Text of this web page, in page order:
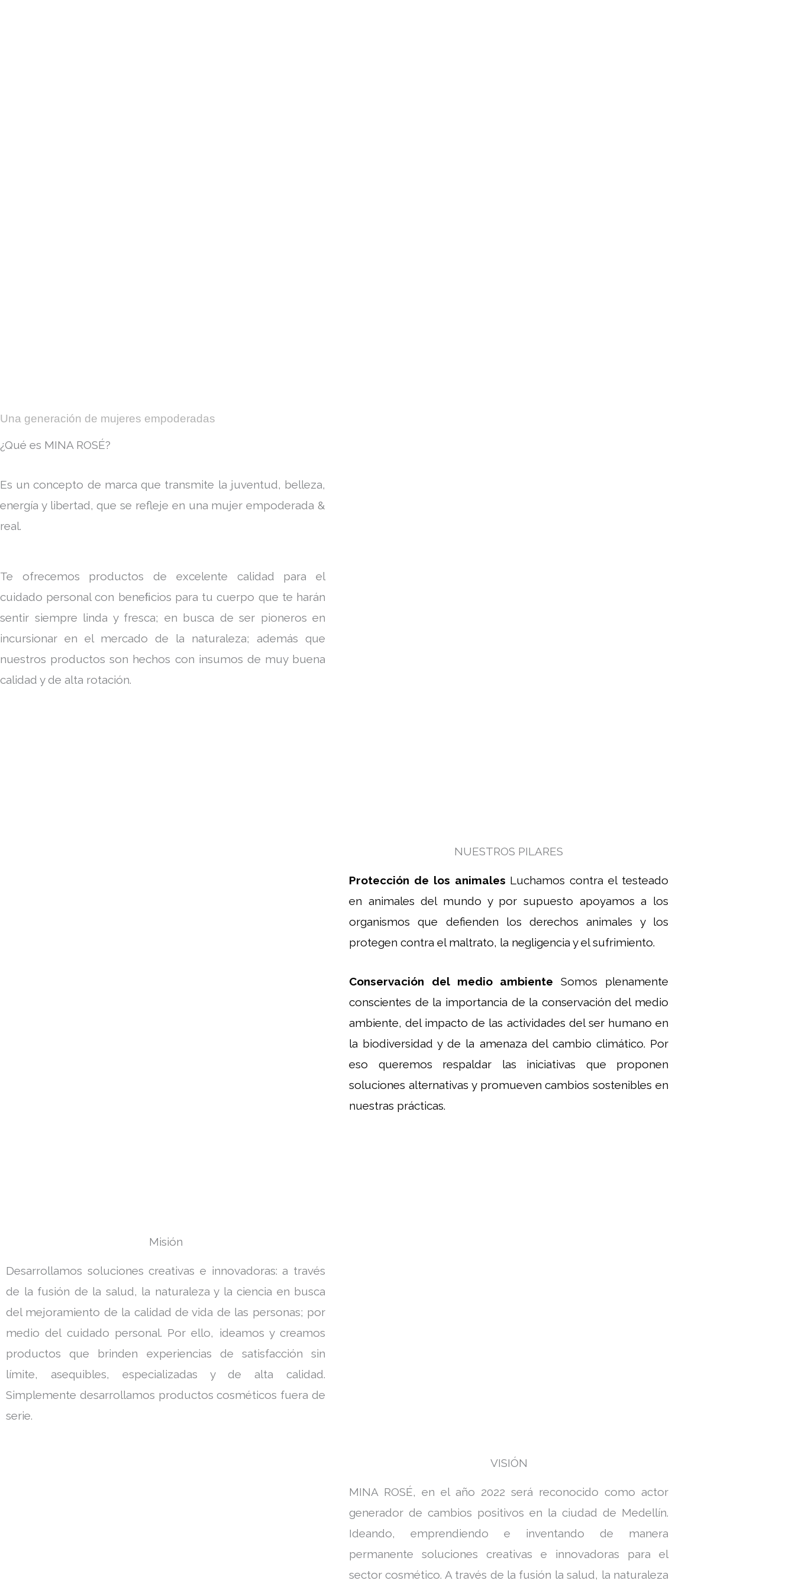
Una generación de mujeres empoderadas
¿Qué es MINA ROSÉ?
Es un concepto de marca que transmite la juventud, belleza,
energía y libertad, que se refleje en una mujer empoderada &
real.
Te ofrecemos productos de excelente calidad para el
cuidado personal con beneﬁcios para tu cuerpo que te harán
sentir siempre linda y fresca; en busca de ser pioneros en
incursionar en el mercado de la naturaleza; además que
nuestros productos son hechos con insumos de muy buena
calidad y de alta rotación.
NUESTROS PILARES
Protección de los animales Luchamos contra el testeado
en animales del mundo y por supuesto apoyamos a los
organismos que defienden los derechos animales y los
protegen contra el maltrato, la negligencia y el sufrimiento.
Conservación del medio ambienteSomos plenamente
conscientes de la importancia de la conservación del medio
ambiente, del impacto de las actividades del ser humano en
la biodiversidad y de la amenaza del cambio climático. Por
eso queremos respaldar las iniciativas que proponen
soluciones alternativas y promueven cambios sostenibles en
nuestras prácticas.
Misión
Desarrollamos soluciones creativas e innovadoras: a través
de la fusión de la salud, la naturaleza y la ciencia en busca
del mejoramiento de la calidad de vida de las personas; por
medio del cuidado personal. Por ello, ideamos y creamos
productos que brinden experiencias de satisfacción sin
límite, asequibles, especializadas y de alta calidad.
Simplemente desarrollamos productos cosméticos fuera de
serie.
VISIÓN
MINA ROSÉ, en el año 2022 será reconocido como actor
generador de cambios positivos en la ciudad de Medellín.
Ideando, emprendiendo e inventando de manera
permanente soluciones creativas e innovadoras para el
sector cosmético. A través de la fusión la salud, la naturaleza